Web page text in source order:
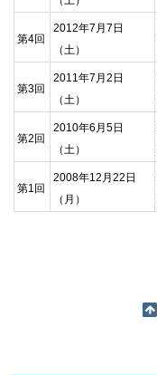
第4回
2012年7月7日
（土）
第3回
2011年7月2日
（土）
第2回
2010年6月5日
（土）
第1回
2008年12月22日
（月）